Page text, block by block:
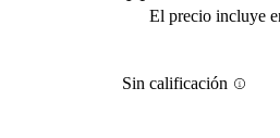
El precio incluye
Sin calificación